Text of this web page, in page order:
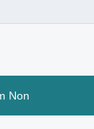
Non